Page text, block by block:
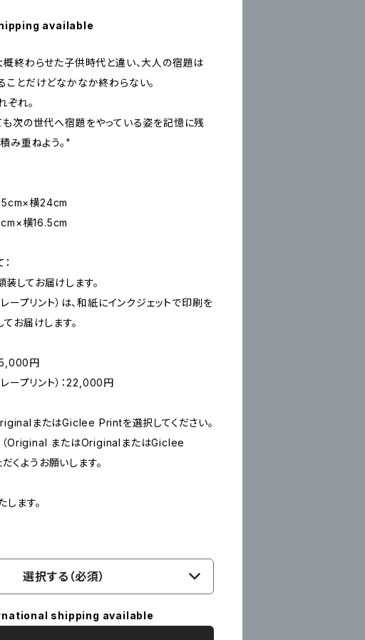
available
終わらせた子供時代と違い、大人の宿題は
とだけどなかなか終わらない。
ぞれ。
も次の世代へ宿題をやっている姿を記憶に残
み重ねよう。"
横24cm
横16.5cm
してお届けします。
プリント）は、和紙にインクジェットで印刷を
お届けします。
円
ープリント）：22,000円
またはGiclee Printを選択してください。
（Original またはOriginalまたはGiclee
くようお願いします。
ます。
選択する（必須）
shipping available